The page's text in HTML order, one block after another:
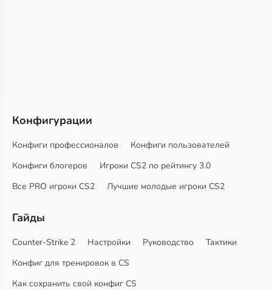
Конфигурации
Конфиги профессионалов
Конфиги пользователей
Конфиги блогеров
Игроки CS2 по рейтингу 3.0
Все PRO игроки CS2
Лучшие молодые игроки CS2
Гайды
Counter-Strike 2 Настройки Руководство
Тактики
Конфиг для тренировок в CS
Как сохранить свой конфиг CS